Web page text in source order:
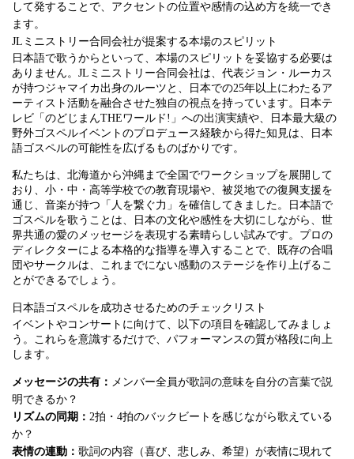
して発することで、アクセントの位置や感情の込め方を統一でき
ます。
JLミニストリー合同会社が提案する本場のスピリット
日本語で歌うからといって、本場のスピリットを妥協する必要は
ありません。JLミニストリー合同会社は、代表ジョン・ルーカス
が持つジャマイカ出身のルーツと、日本での25年以上にわたるア
ーティスト活動を融合させた独自の視点を持っています。日本テ
レビ「のどじまんTHEワールド!」への出演実績や、日本最大級の
野外ゴスペルイベントのプロデュース経験から得た知見は、日本
語ゴスペルの可能性を広げるものばかりです。
私たちは、北海道から沖縄まで全国でワークショップを展開して
おり、小・中・高等学校での教育現場や、被災地での復興支援を
通じ、音楽が持つ「人を繋ぐ力」を確信してきました。日本語で
ゴスペルを歌うことは、日本の文化や感性を大切にしながら、世
界共通の愛のメッセージを表現する素晴らしい試みです。プロの
ディレクターによる本格的な指導を導入することで、既存の合唱
団やサークルは、これまでにない感動のステージを作り上げるこ
とができるでしょう。
日本語ゴスペルを成功させるためのチェックリスト
イベントやコンサートに向けて、以下の項目を確認してみましょ
う。これらを意識するだけで、パフォーマンスの質が格段に向上
します。
メッセージの共有： メンバー全員が歌詞の意味を自分の言葉で説
明できるか？
リズムの同期： 2拍・4拍のバックビートを感じながら歌えている
か？
表情の連動： 歌詞の内容（喜び、悲しみ、希望）が表情に現れて